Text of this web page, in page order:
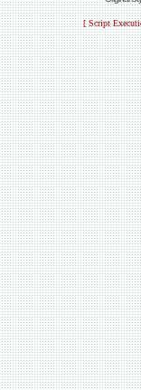
[ Script